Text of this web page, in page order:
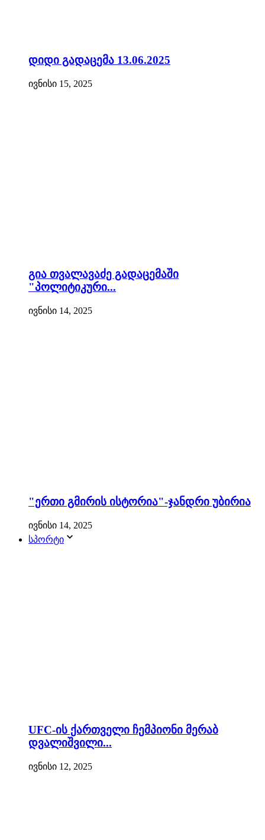
დიდი გადაცემა 13.06.2025
ივნისი 15, 2025
გია თვალავაძე გადაცემაში
"პოლიტიკური...
ივნისი 14, 2025
"ერთი გმირის ისტორია"-ჯანდრი უბირია
ივნისი 14, 2025
სპორტი
UFC-ის ქართველი ჩემპიონი მერაბ
დვალიშვილი...
ივნისი 12, 2025